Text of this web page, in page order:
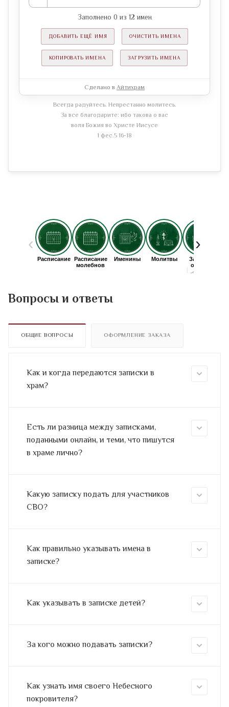
Заполнено 0 из 12 имен
ДОБАВИТЬ ЕЩЁ ИМЯ ОЧИСТИТЬ ИМЕНА
КОПИРОВАТЬ ИМЕНА ЗАГРУЗИТЬ ИМЕНА
Сделано в Айтихрам
Всегда радуйтесь. Непрестанно молитесь.
За все благодарите: ибо такова о вас
воля Божия во Христе Иисусе
1 фес.5 16-18
Вопросы и ответы
ОБЩИЕ ВОПРОСЫ ОФОРМЛЕНИЕ ЗАКАЗА
Как и когда передаются записки в
храм?
Есть ли разница между записками,
поданными онлайн, и теми, что пишутся
в храме лично?
Какую записку подать для участников
СВО?
Как правильно указывать имена в
записке?
Как указывать в записке детей?
За кого можно подавать записки?
Как узнать имя своего Небесного
покровителя?